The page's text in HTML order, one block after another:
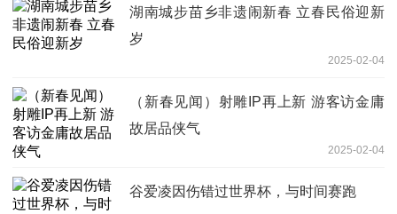
湖南城步苗乡非遗闹新春 立春民俗迎新
岁
2025-02-04
（新春见闻）射雕IP再上新 游客访金庸
故居品侠气
2025-02-04
谷爱凌因伤错过世界杯，与时间赛跑